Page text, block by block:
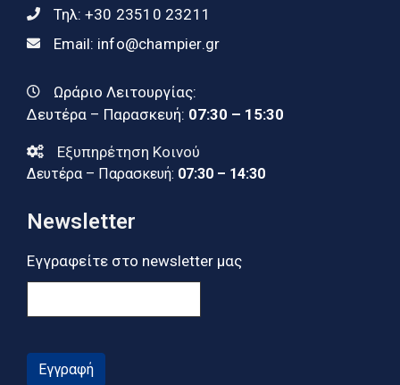
Τηλ: +30 23510 23211
Email: info@champier.gr
Ωράριο Λειτουργίας:
Δευτέρα – Παρασκευή: 07:30 – 15:30
Εξυπηρέτηση Κοινού
Δευτέρα – Παρασκευή: 07:30 – 14:30
Newsletter
Εγγραφείτε στο newsletter μας
Εγγραφή